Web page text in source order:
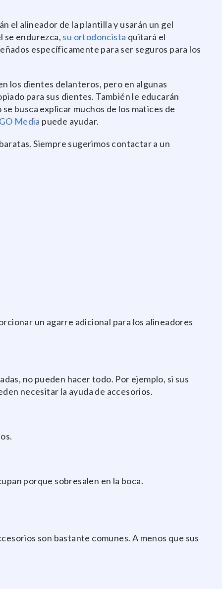
el alineador de la plantilla y usarán un gel
se endurezca, su ortodoncista quitará el
específicamente para ser seguros para los
los dientes delanteros, pero en algunas
para sus dientes. También le educarán
busca explicar muchos de los matices de
Media puede ayudar.
Siempre sugerimos contactar a un
un agarre adicional para los alineadores
no pueden hacer todo. Por ejemplo, si sus
necesitar la ayuda de accesorios.
porque sobresalen en la boca.
son bastante comunes. A menos que sus